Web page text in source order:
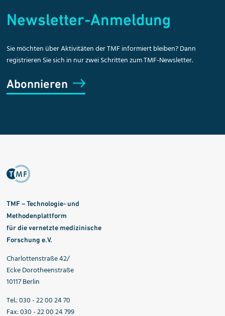
Newsletter-Anmeldung
Sie möchten über Aktivitäten der TMF informiert bleiben? Dann
registrieren Sie sich in nur zwei Schritten zum TMF-Newsletter.
Abonnieren
TMF – Technologie- und
Methodenplattform
für die vernetzte medizinische
Forschung e.V.
Charlottenstraße 42/
Ecke Dorotheenstraße
10117 Berlin
Tel.: 030 - 22 00 24 70
Fax: 030 - 22 00 24 799